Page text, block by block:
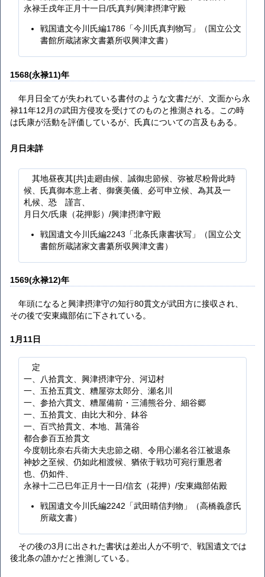
永禄壬戌年正月十一日/氏真判/興津摂津守殿
戦国遺文今川氏編1786「今川氏真判物写」（国立公文
書館所蔵諸家文書纂所収興津文書）
1568(永禄11)年
年月日全てが失われている書付のような文書だが、文面から永
禄11年12月の武田方侵攻を受けてのものと推測される。この時
は氏康が活動を評価しているが、氏真についての言及もある。
月日未詳
其地昼夜其[共]走廻由候、誠御忠節候、弥被尽粉骨此時
候、氏真御本意上者、御褒美儀、必可申立候、為其及一
札候、恐ゝ謹言、
月日欠/氏康（花押影）/興津摂津守殿
戦国遺文今川氏編2243「北条氏康書状写」（国立公文
書館所蔵諸家文書纂所収興津文書）
1569(永禄12)年
年頭になると興津摂津守の知行80貫文が武田方に接収され、
その後で安東織部佑に下されている。
1月11日
定
一、八拾貫文、興津摂津守分、河辺村
一、五拾五貫文、糟屋弥太郎分、瀬名川
一、参拾六貫文、糟屋備前・三浦熊谷分、細谷郷
一、五拾貫文、由比大和分、鉢谷
一、百弐拾貫文、本地、菖蒲谷
都合参百五拾貫文
今度朝比奈右兵衛大夫忠節之砌、令用心瀬名谷江被退条
神妙之至候、仍如此相渡候、猶依于戦功可宛行重恩者
也、仍如件、
永禄十二己巳年正月十一日/信玄（花押）/安東織部佑殿
戦国遺文今川氏編2242「武田晴信判物」（高橋義彦氏
所蔵文書）
その後の3月に出された書状は差出人が不明で、戦国遺文では
後北条の誰かだと推測している。